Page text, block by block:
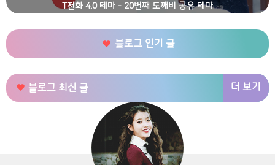
T전화 4.0 테마 - 20번째 도깨비 공유 테마
블로그 인기 글
블로그 최신 글 더 보기